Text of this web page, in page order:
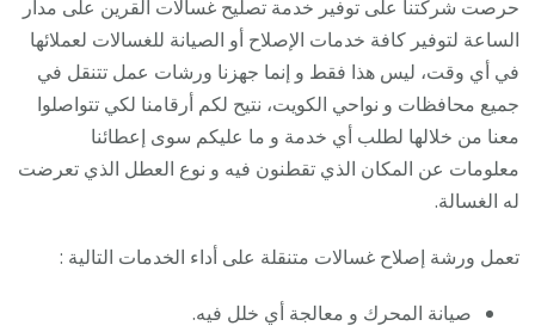
حرصت شركتنا على توفير خدمة تصليح غسالات القرين على مدار
الساعة لتوفير كافة خدمات الإصلاح أو الصيانة للغسالات لعملائها
في أي وقت، ليس هذا فقط و إنما جهزنا ورشات عمل تتنقل في
جميع محافظات و نواحي الكويت، نتيح لكم أرقامنا لكي تتواصلوا
معنا من خلالها لطلب أي خدمة و ما عليكم سوى إعطائنا
معلومات عن المكان الذي تقطنون فيه و نوع العطل الذي تعرضت
له الغسالة.
تعمل ورشة إصلاح غسالات متنقلة على أداء الخدمات التالية :
صيانة المحرك و معالجة أي خلل فيه.